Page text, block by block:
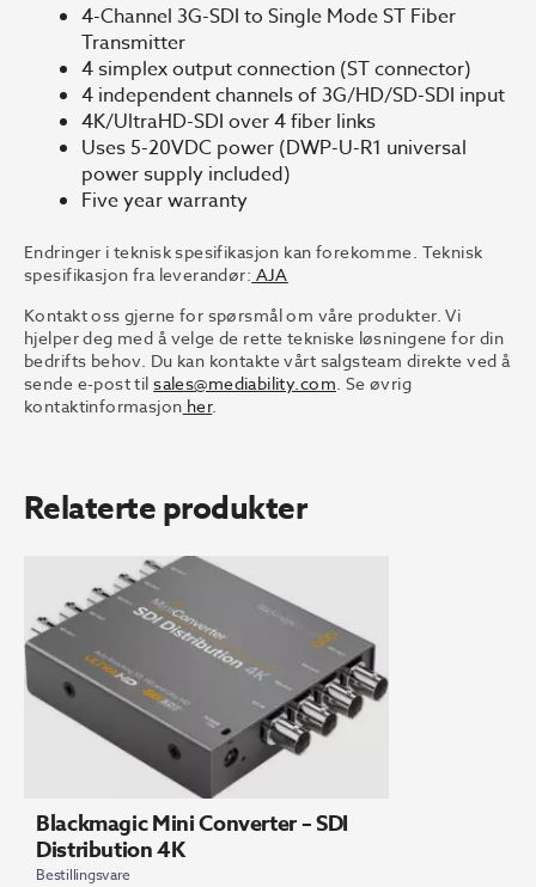
4-Channel 3G-SDI to Single Mode ST Fiber
Transmitter
4 simplex output connection (ST connector)
4 independent channels of 3G/HD/SD-SDI input
4K/UltraHD-SDI over 4 fiber links
Uses 5-20VDC power (DWP-U-R1 universal
power supply included)
Five year warranty
Endringer i teknisk spesifikasjon kan forekomme. Teknisk
spesifikasjon fra leverandør: AJA
Kontakt oss gjerne for spørsmål om våre produkter. Vi
hjelper deg med å velge de rette tekniske løsningene for din
bedrifts behov. Du kan kontakte vårt salgsteam direkte ved å
sende e-post tilsales@mediability.com. Se øvrig
kontaktinformasjon her.
Relaterte produkter
Blackmagic Mini Converter – SDI
Distribution 4K
Bestillingsvare